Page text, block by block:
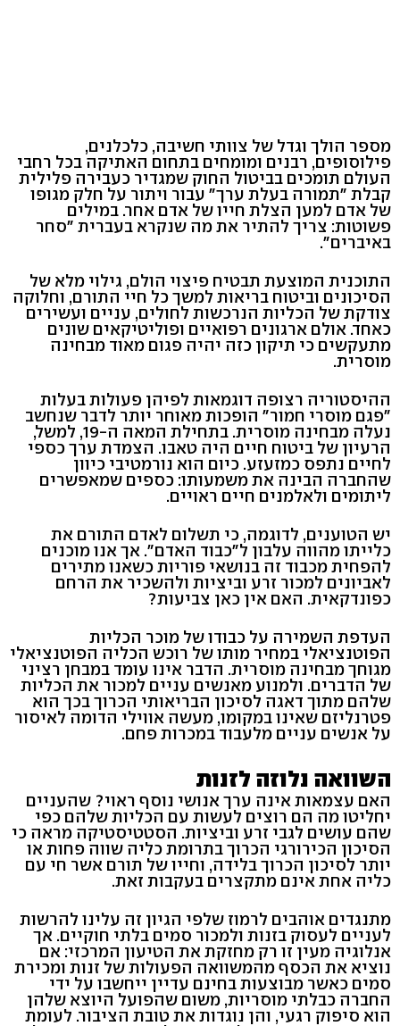
מספר הולך וגדל של צוותי חשיבה, כלכלנים,
פילוסופים, רבנים ומומחים בתחום האתיקה בכל רחבי
העולם תומכים בביטול החוק שמגדיר כעבירה פלילית
קבלת "תמורה בעלת ערך" עבור ויתור על חלק מגופו
של אדם למען הצלת חייו של אדם אחר. במילים
פשוטות: צריך להתיר את מה שנקרא בעברית "סחר
באיברים".
התוכנית המוצעת תבטיח פיצוי הולם, גילוי מלא של
הסיכונים וביטוח בריאות למשך כל חיי התורם, וחלוקה
צודקת של הכליות הנרכשות לחולים, עניים ועשירים
כאחד. אולם ארגונים רפואיים ופוליטיקאים שונים
מתעקשים כי תיקון כזה יהיה פגום מאוד מבחינה
מוסרית.
ההיסטוריה רצופה דוגמאות לפיהן פעולות בעלות
"פגם מוסרי חמור" הופכות מאוחר יותר לדבר שנחשב
נעלה מבחינה מוסרית. בתחילת המאה ה-19, למשל,
הרעיון של ביטוח חיים היה טאבו. הצמדת ערך כספי
לחיים נתפס כמזעזע. כיום הוא נורמטיבי כיוון
שהחברה הבינה את משמעותו: כספים שמאפשרים
ליתומים ולאלמנים חיים ראויים.
יש הטוענים, לדוגמה, כי תשלום לאדם התורם את
כלייתו מהווה עלבון ל"כבוד האדם". אך אנו מוכנים
להפחית מכבוד זה בנושאי פוריות כשאנו מתירים
לאביונים למכור זרע וביציות ולהשכיר את הרחם
כפונדקאית. האם אין כאן צביעות?
העדפת השמירה על כבודו של מוכר הכליות
הפוטנציאלי במחיר מותו של רוכש הכליה הפוטנציאלי
מגוחך מבחינה מוסרית. הדבר אינו עומד במבחן רציני
של הדברים. ולמנוע מאנשים עניים למכור את הכליות
שלהם מתוך דאגה לסיכון הבריאותי הכרוך בכך הוא
פטרנליזם שאינו במקומו, מעשה אווילי הדומה לאיסור
על אנשים עניים מלעבוד במכרות פחם.
השוואה נלוזה לזנות
האם עצמאות אינה ערך אנושי נוסף ראוי? שהעניים
יחליטו מה הם רוצים לעשות עם הכליות שלהם כפי
שהם עושים לגבי זרע וביציות. הסטטיסטיקה מראה כי
הסיכון הכירורגי הכרוך בתרומת כליה שווה פחות או
יותר לסיכון הכרוך בלידה, וחייו של תורם אשר חי עם
כליה אחת אינם מתקצרים בעקבות זאת.
מתנגדים אוהבים לרמוז שלפי הגיון זה עלינו להרשות
לעניים לעסוק בזנות ולמכור סמים בלתי חוקיים. אך
אנלוגיה מעין זו רק מחזקת את הטיעון המרכזי: אם
נוציא את הכסף מהמשוואה הפעולות של זנות ומכירת
סמים כאשר מבוצעות בחינם עדיין ייחשבו על ידי
החברה כבלתי מוסריות, משום שהפועל היוצא שלהן
הוא סיפוק רגעי, והן נוגדות את טובת הציבור. לעומת